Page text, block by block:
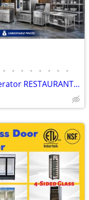
• • • • • • • •
Salad Sandwich Prep Table Refrigerator RESTAURANT EQUIPMENT